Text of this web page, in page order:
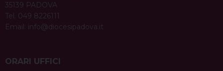
35139 PADOVA
Tel. 049 8226111
Email: info@diocesipadova.it
ORARI UFFICI